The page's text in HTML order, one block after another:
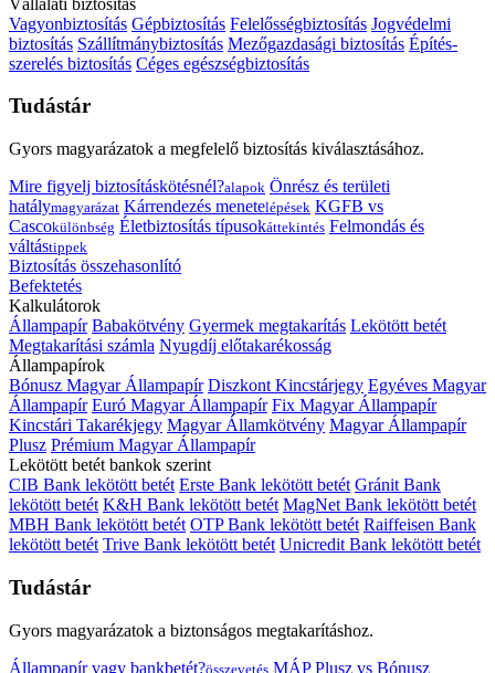
Vagyonbiztosítás Gépbiztosítás Felelősségbiztosítás Jogvédelmi
biztosítás Szállítmánybiztosítás Mezőgazdasági biztosítás Építés-
szerelés biztosítás Céges egészségbiztosítás
Tudástár
Gyors magyarázatok a megfelelő biztosítás kiválasztásához.
Mire figyelj biztosításkötésnél?alapok Önrész és területi
hatálymagyarázat Kárrendezés menetelépések KGFB vs
Cascokülönbség Életbiztosítás típusokáttekintés Felmondás és
váltástippek
Biztosítás összehasonlító
Befektetés
Kalkulátorok
Állampapír Babakötvény Gyermek megtakarítás Lekötött betét
Megtakarítási számla Nyugdíj előtakarékosság
Állampapírok
Bónusz Magyar Állampapír Diszkont Kincstárjegy Egyéves Magyar
Állampapír Euró Magyar Állampapír Fix Magyar Állampapír
Kincstári Takarékjegy Magyar Államkötvény Magyar Állampapír
Plusz Prémium Magyar Állampapír
Lekötött betét bankok szerint
CIB Bank lekötött betét Erste Bank lekötött betét Gránit Bank
lekötött betét K&H Bank lekötött betét MagNet Bank lekötött betét
MBH Bank lekötött betét OTP Bank lekötött betét Raiffeisen Bank
lekötött betét Trive Bank lekötött betét Unicredit Bank lekötött betét
Tudástár
Gyors magyarázatok a biztonságos megtakarításhoz.
Állampapír vagy bankbetét?összevetés MÁP Plusz vs Bónusz